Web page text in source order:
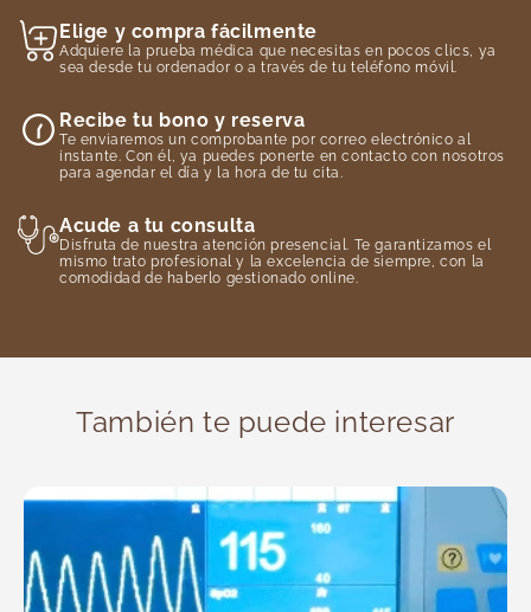
Elige y compra fácilmente
Adquiere la prueba médica que necesitas en pocos clics, ya
sea desde tu ordenador o a través de tu teléfono móvil.
Recibe tu bono y reserva
Te enviaremos un comprobante por correo electrónico al
instante. Con él, ya puedes ponerte en contacto con nosotros
para agendar el día y la hora de tu cita.
Acude a tu consulta
Disfruta de nuestra atención presencial. Te garantizamos el
mismo trato profesional y la excelencia de siempre, con la
comodidad de haberlo gestionado online.
También te puede interesar